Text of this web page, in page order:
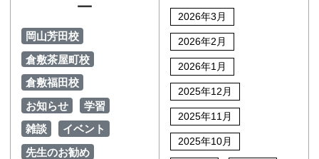
ー
岡山芳田校
倉敷茶屋町校
倉敷福田校
お知らせ
学習
雑談
イベント
先生のお勧め
2026年3月
2026年2月
2026年1月
2025年12月
2025年11月
2025年10月